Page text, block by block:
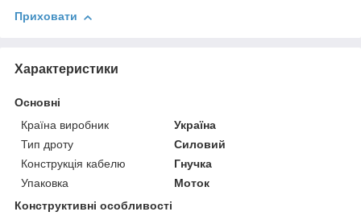
Приховати
Характеристики
Основні
Країна виробник
Україна
Тип дроту
Силовий
Конструкція кабелю
Гнучка
Упаковка
Моток
Конструктивні особливості